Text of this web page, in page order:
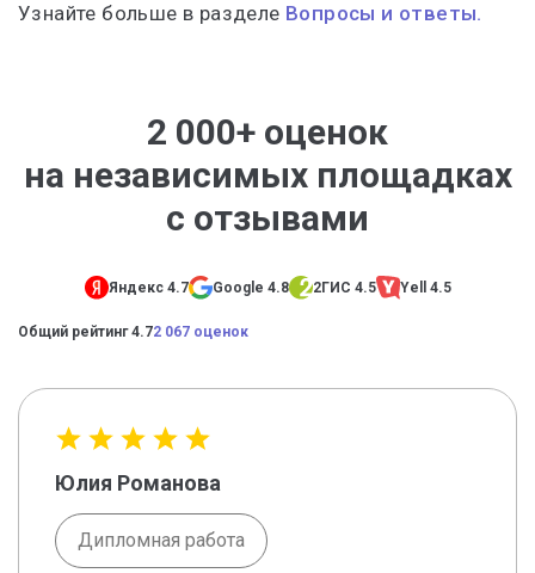
Узнайте больше в разделе Вопросы и ответы.
2 000+ оценок
на независимых площадках
с отзывами
Яндекс 4.7 Google 4.8 2ГИС 4.5 Yell 4.5
Общий рейтинг 4.72 067 оценок
Юлия Романова
Дипломная работа